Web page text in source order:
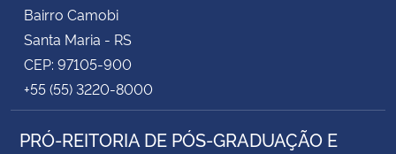
Bairro Camobi
Santa Maria - RS
CEP: 97105-900
+55 (55) 3220-8000
PRÓ-REITORIA DE PÓS-GRADUAÇÃO E